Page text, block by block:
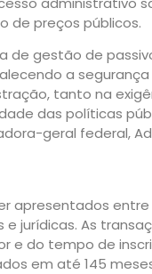
de preços públicos.
de gestão de
a
tanto na
das políticas
geral federal,
apresentados
jurídicas. As
e do tempo de
em até 145